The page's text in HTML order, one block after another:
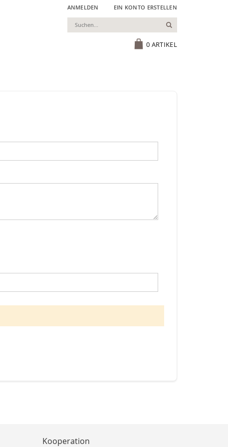
ANMELDEN EIN KONTO ERSTELLEN
0 ARTIKEL
Suchen
Kooperation